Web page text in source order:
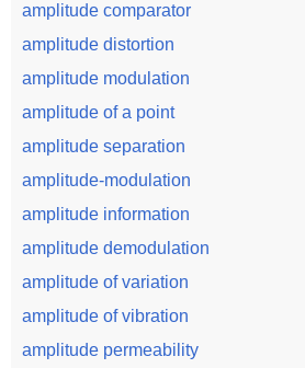
amplitude comparator
amplitude distortion
amplitude modulation
amplitude of a point
amplitude separation
amplitude-modulation
amplitude information
amplitude demodulation
amplitude of variation
amplitude of vibration
amplitude permeability